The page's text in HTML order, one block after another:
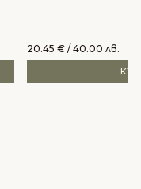
20.45 € / 40.00 лв.